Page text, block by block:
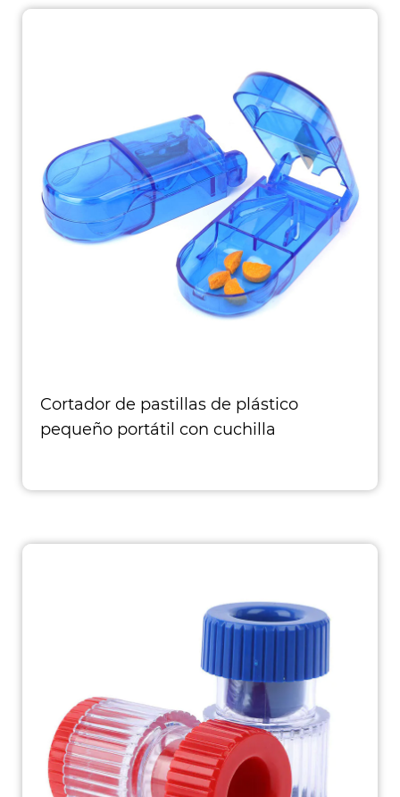
Cortador de pastillas de plástico
pequeño portátil con cuchilla